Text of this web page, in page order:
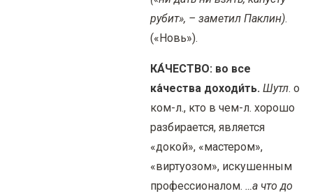
рубит», – заметил Паклин).
(«Новь»).
КА́ЧЕСТВО: во все
ка́чества доходи́ть. Шутл. о
ком-л., кто в чем-л. хорошо
разбирается, является
«докой», «мастером»,
«виртуозом», искушенным
профессионалом. …а что до